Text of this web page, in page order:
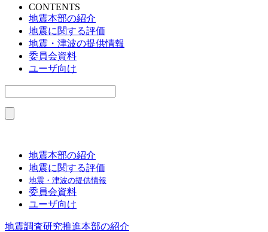
CONTENTS
地震本部の紹介
地震に関する評価
地震・津波の提供情報
委員会資料
ユーザ向け
地震本部の紹介
地震に関する評価
地震・津波の提供情報
委員会資料
ユーザ向け
地震調査研究推進本部の紹介